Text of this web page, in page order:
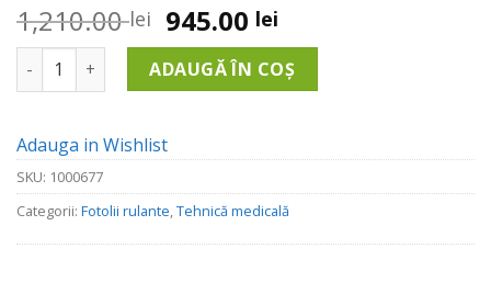
1,210.00lei Prețul
inițial
a
fost:
945.00 lei
curent
este:
945.00 lei.
Cantitate Fotoliu rulant cu vas de toaleta - 608F-46
ADAUGĂ ÎN COȘ
Adauga in Wishlist
SKU: 1000677
Categorii: Fotolii rulante,Tehnică medicală